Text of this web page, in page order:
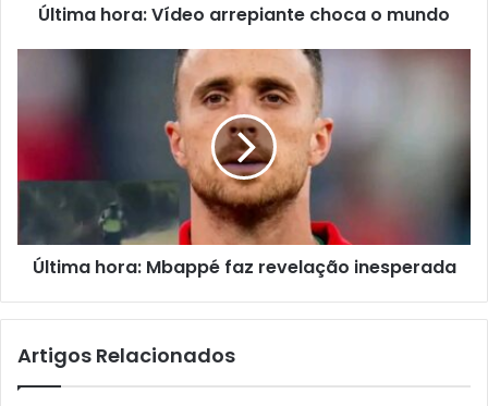
Última hora: Vídeo arrepiante choca o mundo
Última hora: Mbappé faz revelação inesperada
Artigos Relacionados